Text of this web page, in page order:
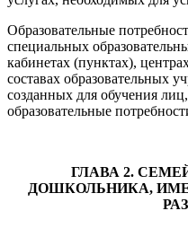
Образовательные
специальных
кабинетах (пунктах),
составах образовательных
созданных для обучения
образовательные
ГЛАВА 2.
ДОШКОЛЬНИКА,